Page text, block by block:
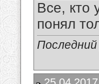
Все, кто
понял